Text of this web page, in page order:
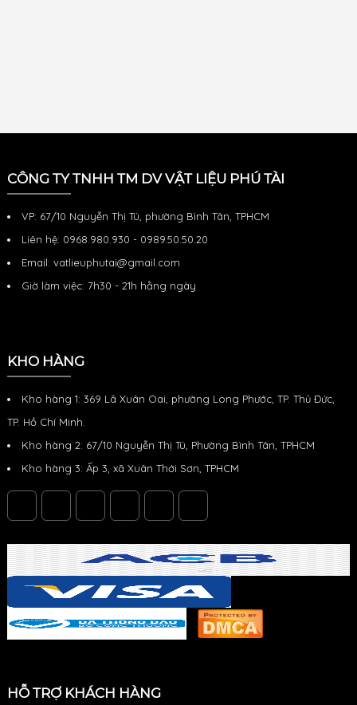
CÔNG TY TNHH TM DV VẬT LIỆU PHÚ TÀI
VP: 67/10 Nguyễn Thị Tú, phường Bình Tân, TPHCM
Liên hệ: 0968.980.930 - 0989.50.50.20
Email: vatlieuphutai@gmail.com
Giờ làm việc: 7h30 - 21h hằng ngày
KHO HÀNG
Kho hàng 1: 369 Lã Xuân Oai, phường Long Phước, TP. Thủ Đức,
TP. Hồ Chí Minh.
Kho hàng 2: 67/10 Nguyễn Thị Tú, Phường Bình Tân, TPHCM
Kho hàng 3: Ấp 3, xã Xuân Thới Sơn, TPHCM
HỖ TRỢ KHÁCH HÀNG